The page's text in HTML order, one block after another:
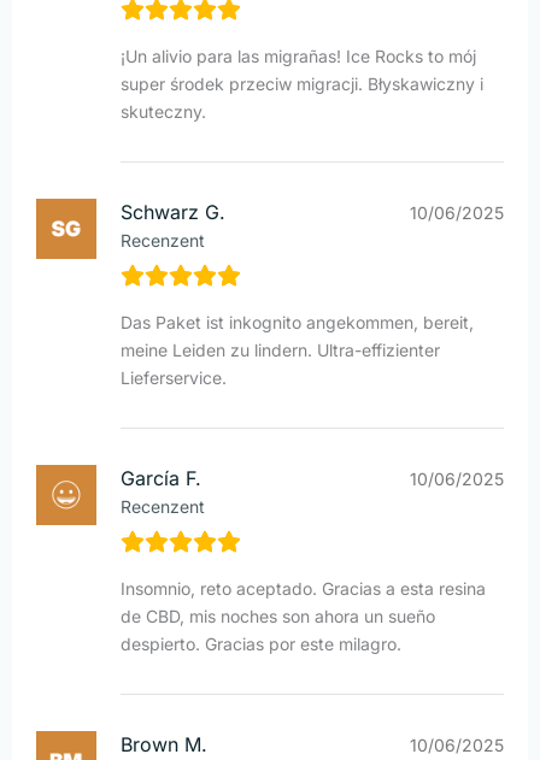
¡Un alivio para las migrañas! Ice Rocks to mój
super środek przeciw migracji. Błyskawiczny i
skuteczny.
Schwarz G.
Recenzent
10/06/2025
Das Paket ist inkognito angekommen, bereit,
meine Leiden zu lindern. Ultra-effizienter
Lieferservice.
García F.
Recenzent
10/06/2025
Insomnio, reto aceptado. Gracias a esta resina
de CBD, mis noches son ahora un sueño
despierto. Gracias por este milagro.
Brown M. 10/06/2025